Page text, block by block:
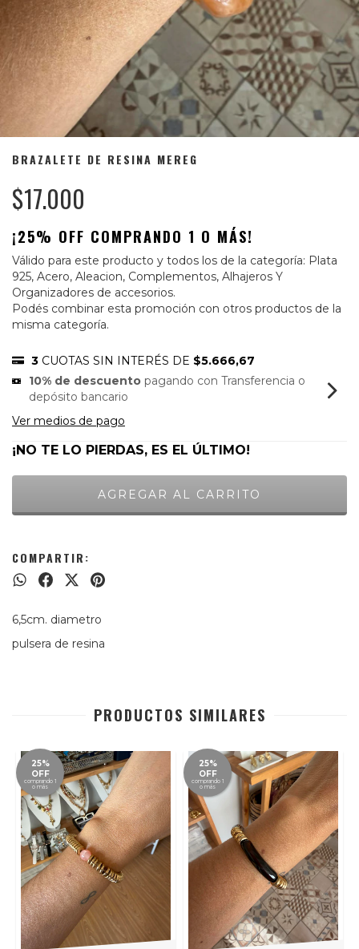
BRAZALETE DE RESINA MEREG
$17.000
¡25% OFF COMPRANDO 1 O MÁS!
Válido para este producto y todos los de la categoría: Plata
925, Acero, Aleacion, Complementos, Alhajeros Y
Organizadores de accesorios.
Podés combinar esta promoción con otros productos de la
misma categoría.
3 CUOTAS SIN INTERÉS DE $5.666,67
10% de descuento pagando con Transferencia o
depósito bancario
Ver medios de pago
¡NO TE LO PIERDAS, ES EL ÚLTIMO!
COMPARTIR:
6,5cm. diametro
pulsera de resina
PRODUCTOS SIMILARES
25%
OFF
comprando 1
o más
25%
OFF
comprando 1
o más